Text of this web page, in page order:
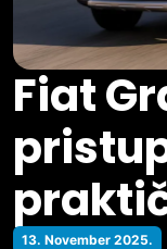
Fiat
13. November 2025.